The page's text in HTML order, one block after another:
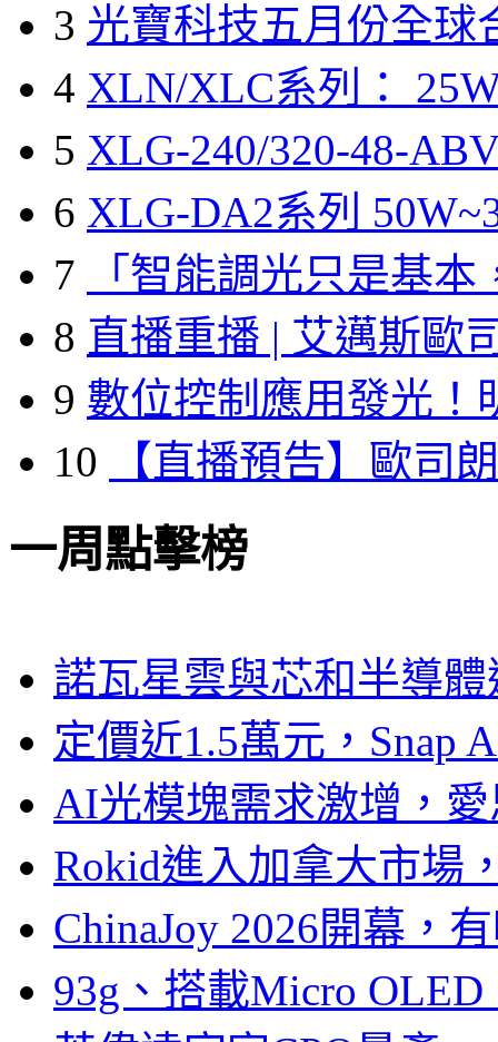
3 光寶科技五月份全球
4 XLN/XLC系列：
5 XLG-240/320-48-
6 XLG-DA2系列
7
「智能調光只是基本
8 直播重播 | 艾邁斯歐
9 數位控制應用發光！
10
【直播預告】歐司
一周點擊榜
諾瓦星雲與芯和半導
定價近1.5萬元，Snap
AI光模塊需求激增，
Rokid進入加拿大市場
ChinaJoy 2026開幕，
93g、搭載Micro